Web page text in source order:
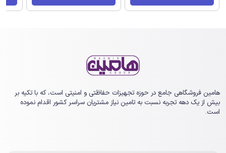
هامین فروشگاهی جامع در حوزه تجهیزات حفاظتی و امنیتی است، که با تکیه بر
بیش از یک ‏دهه تجربه نسبت به تامین نیاز مشتریان سراسر کشور اقدام نموده
است.